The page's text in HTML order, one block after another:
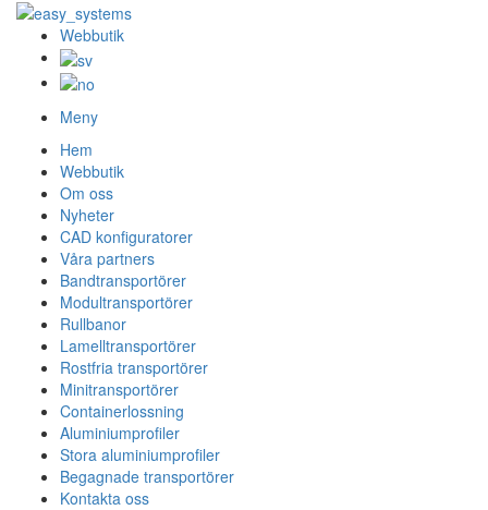
Webbutik
Meny
Hem
Webbutik
Om oss
Nyheter
CAD konfiguratorer
Våra partners
Bandtransportörer
Modultransportörer
Rullbanor
Lamelltransportörer
Rostfria transportörer
Minitransportörer
Containerlossning
Aluminiumprofiler
Stora aluminiumprofiler
Begagnade transportörer
Kontakta oss